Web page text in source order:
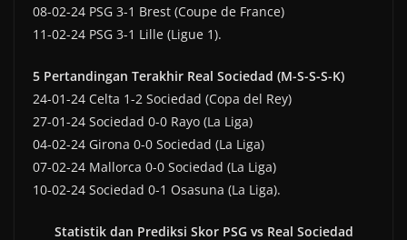
08-02-24 PSG 3-1 Brest (Coupe de France)
11-02-24 PSG 3-1 Lille (Ligue 1).
5 Pertandingan Terakhir Real Sociedad (M-S-S-S-K)
24-01-24 Celta 1-2 Sociedad (Copa del Rey)
27-01-24 Sociedad 0-0 Rayo (La Liga)
04-02-24 Girona 0-0 Sociedad (La Liga)
07-02-24 Mallorca 0-0 Sociedad (La Liga)
10-02-24 Sociedad 0-1 Osasuna (La Liga).
Statistik dan Prediksi Skor PSG vs Real Sociedad